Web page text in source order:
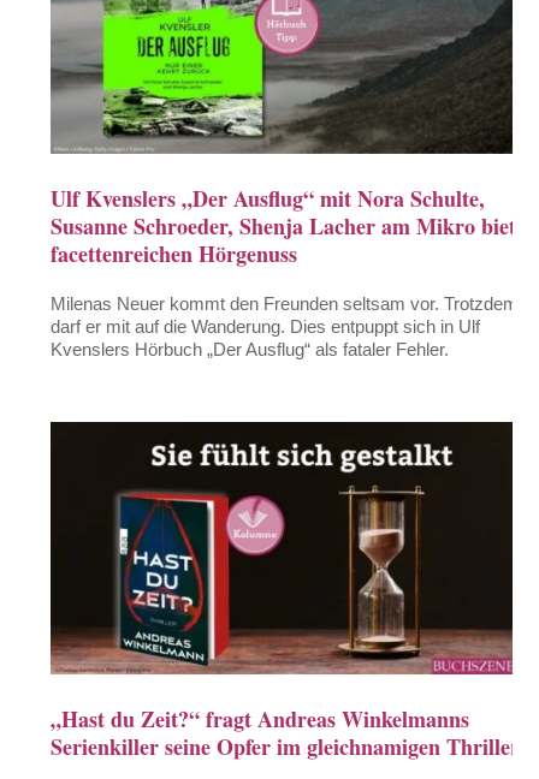
Ulf Kvenslers „Der Ausflug“ mit Nora Schulte,
Susanne Schroeder, Shenja Lacher am Mikro bietet
facettenreichen Hörgenuss
Milenas Neuer kommt den Freunden seltsam vor. Trotzdem
darf er mit auf die Wanderung. Dies entpuppt sich in Ulf
Kvenslers Hörbuch „Der Ausflug“ als fataler Fehler.
„Hast du Zeit?“ fragt Andreas Winkelmanns
Serienkiller seine Opfer im gleichnamigen Thriller